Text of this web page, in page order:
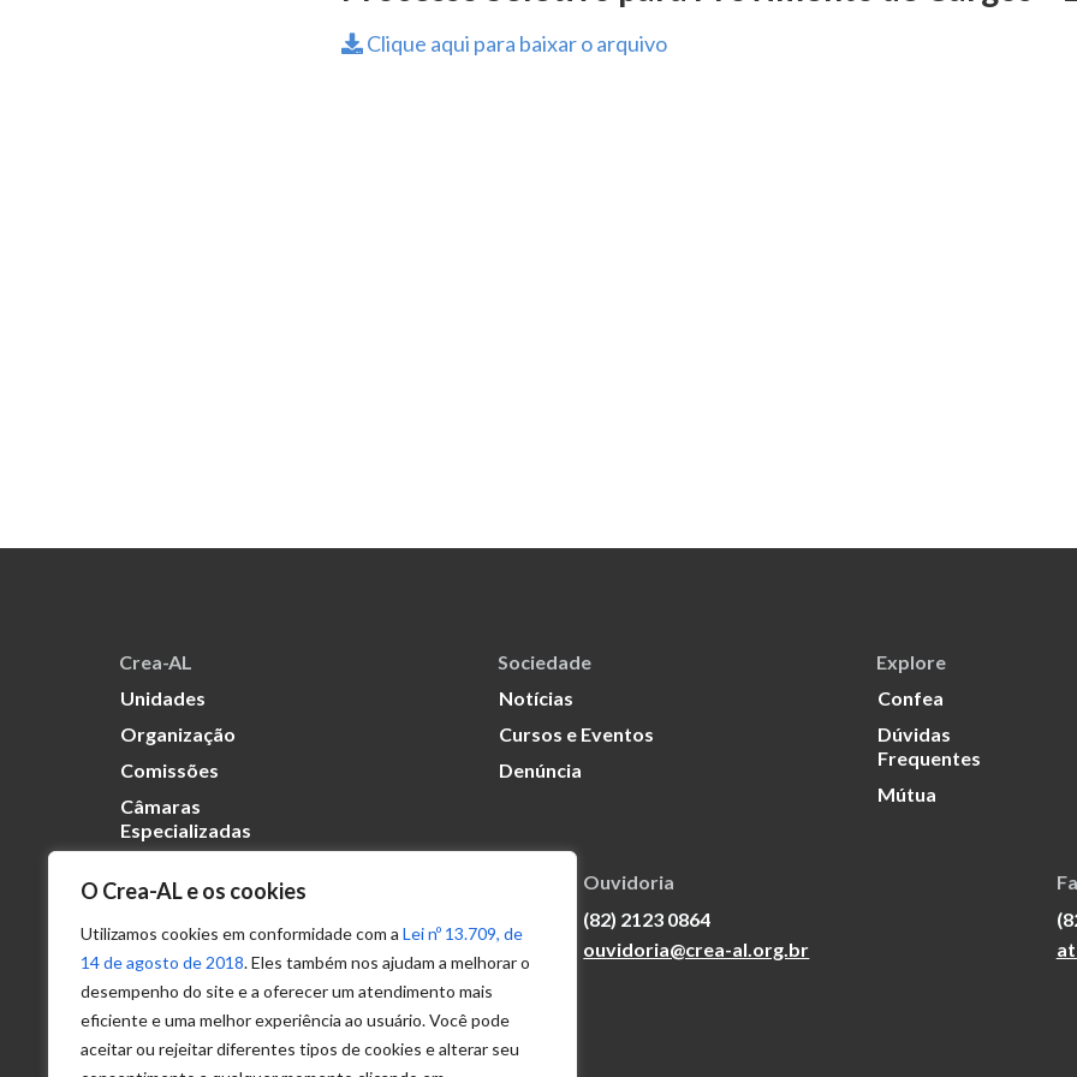
O Crea-AL e os cookies
Utilizamos cookies em conformidade com a Lei nº 13.709, de
14 de agosto de 2018. Eles também nos ajudam a melhorar o
desempenho do site e a oferecer um atendimento mais
eficiente e uma melhor experiência ao usuário. Você pode
aceitar ou rejeitar diferentes tipos de cookies e alterar seu
Clique aqui para baixar o arquivo
Crea-AL
Unidades
Organização
Comissões
Câmaras
Especializadas
Sociedade
Notícias
Cursos e Eventos
Denúncia
Explore
Confea
Dúvidas
Frequentes
Mútua
Transparência
Portal
Acesso à
Informação
Política de
Privacidade de
Dados
Ouvidoria
(82) 2123 0864
ouvidoria@crea-al.org.br